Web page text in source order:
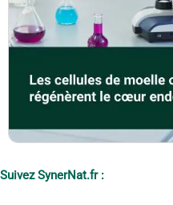
Suivez SynerNat.fr :